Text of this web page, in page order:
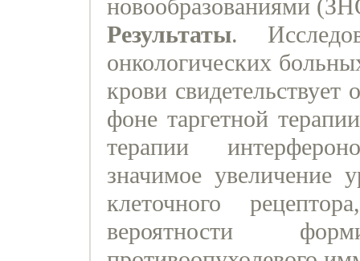
новообразованиями
Результаты.
онкологических
крови
фоне таргетной
терапии
значимое увеличение
клеточного
вероятности